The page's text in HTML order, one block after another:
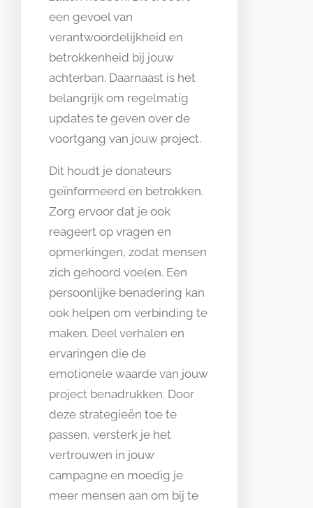
een gevoel van
verantwoordelijkheid en
betrokkenheid bij jouw
achterban. Daarnaast is het
belangrijk om regelmatig
updates te geven over de
voortgang van jouw project.
Dit houdt je donateurs
geïnformeerd en betrokken.
Zorg ervoor dat je ook
reageert op vragen en
opmerkingen, zodat mensen
zich gehoord voelen. Een
persoonlijke benadering kan
ook helpen om verbinding te
maken. Deel verhalen en
ervaringen die de
emotionele waarde van jouw
project benadrukken. Door
deze strategieën toe te
passen, versterk je het
vertrouwen in jouw
campagne en moedig je
meer mensen aan om bij te